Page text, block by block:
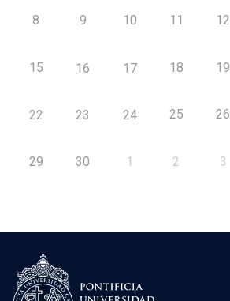
8 9 10 11 12
15 16 17 18 19
22 23 24 25 26
29 30 1 2 3